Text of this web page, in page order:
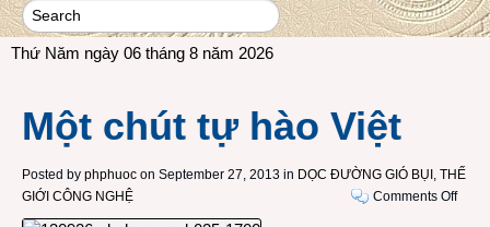
Thứ Năm ngày 06 tháng 8 năm 2026
Một chút tự hào Việt
Posted by phphuoc on September 27, 2013 in DỌC ĐƯỜNG GIÓ BỤI , THẾ
GIỚI CÔNG NGHỆ
Comments Offon